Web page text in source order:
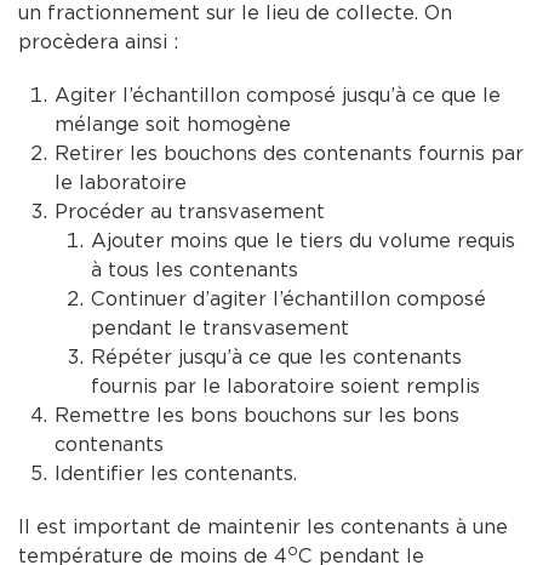
un fractionnement sur le lieu de collecte. On
procèdera ainsi :
Agiter l’échantillon composé jusqu’à ce que le
mélange soit homogène
Retirer les bouchons des contenants fournis par
le laboratoire
Procéder au transvasement
Ajouter moins que le tiers du volume requis
à tous les contenants
Continuer d’agiter l’échantillon composé
pendant le transvasement
Répéter jusqu’à ce que les contenants
fournis par le laboratoire soient remplis
Remettre les bons bouchons sur les bons
contenants
Identifier les contenants.
Il est important de maintenir les contenants à une
température de moins de 4oC pendant le